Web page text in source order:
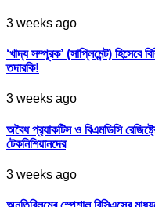
3 weeks ago
‘খাদ্য সম্পূরক’ (সাপ্লিমেন্ট)
তদারকি!
3 weeks ago
অবৈধ প্র‍্যাকটিস ও বিএমডিসি
টেকনিশিয়ানদের
3 weeks ago